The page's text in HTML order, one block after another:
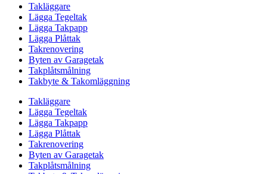
Takläggare
Lägga Tegeltak
Lägga Takpapp
Lägga Plåttak
Takrenovering
Byten av Garagetak
Takplåtsmålning
Takbyte & Takomläggning
Takläggare
Lägga Tegeltak
Lägga Takpapp
Lägga Plåttak
Takrenovering
Byten av Garagetak
Takplåtsmålning